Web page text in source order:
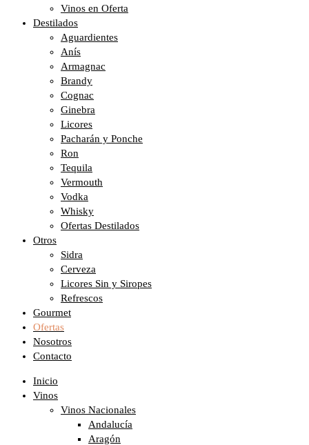
Vinos en Oferta
Destilados
Aguardientes
Anís
Armagnac
Brandy
Cognac
Ginebra
Licores
Pacharán y Ponche
Ron
Tequila
Vermouth
Vodka
Whisky
Ofertas Destilados
Otros
Sidra
Cerveza
Licores Sin y Siropes
Refrescos
Gourmet
Ofertas
Nosotros
Contacto
Inicio
Vinos
Vinos Nacionales
Andalucía
Aragón